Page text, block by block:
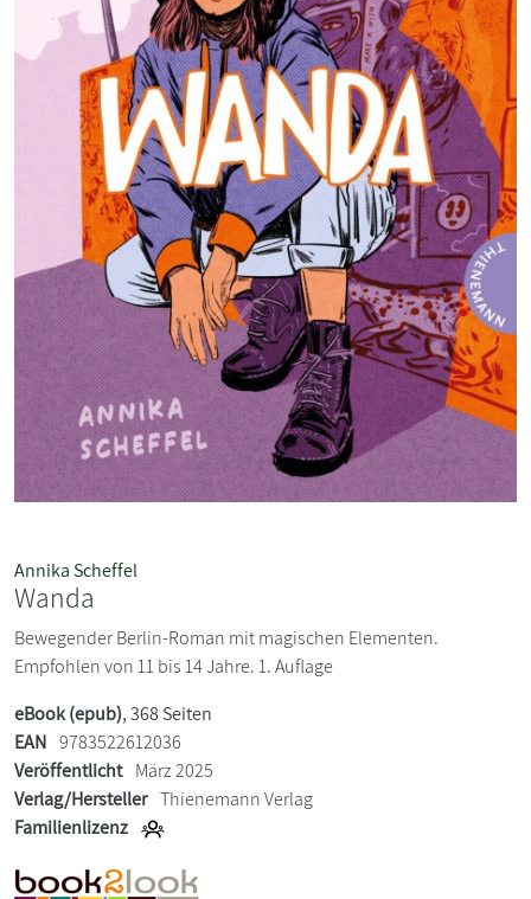
Annika Scheffel
Wanda
Bewegender Berlin-Roman mit magischen Elementen.
Empfohlen von 11 bis 14 Jahre. 1. Auflage
eBook (epub), 368 Seiten
EAN 9783522612036
Veröffentlicht März 2025
Verlag/Hersteller Thienemann Verlag
Familienlizenz